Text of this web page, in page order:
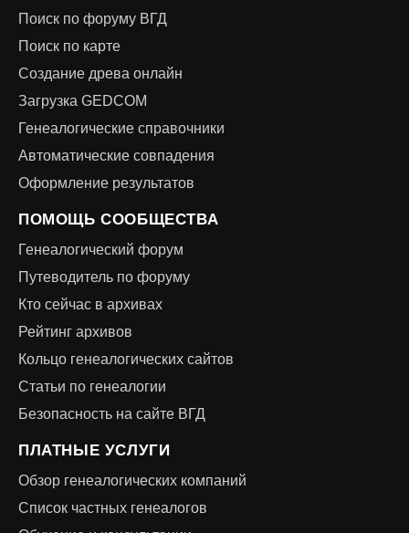
Поиск по форуму ВГД
Поиск по карте
Создание древа онлайн
Загрузка GEDCOM
Генеалогические справочники
Автоматические совпадения
Оформление результатов
ПОМОЩЬ СООБЩЕСТВА
Генеалогический форум
Путеводитель по форуму
Кто сейчас в архивах
Рейтинг архивов
Кольцо генеалогических сайтов
Статьи по генеалогии
Безопасность на сайте ВГД
ПЛАТНЫЕ УСЛУГИ
Обзор генеалогических компаний
Список частных генеалогов